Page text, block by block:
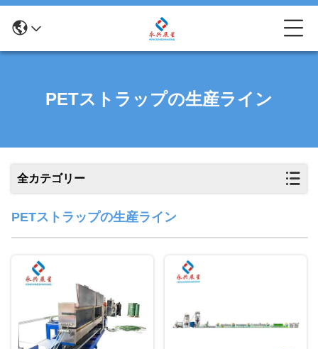
PETストラップの生産ライン
全カテゴリー
PETストラップの生産ライン